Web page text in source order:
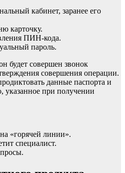
кабинет, заранее его
карточку.
ПИН-кода.
пароль.
будет совершен звонок
совершения операции.
данные паспорта и
указанное при получении
«горячей линии».
специалист.